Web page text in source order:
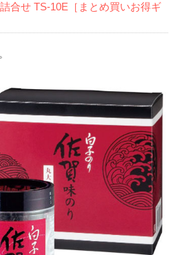
合せ TS-10E［まとめ買いお得ギ